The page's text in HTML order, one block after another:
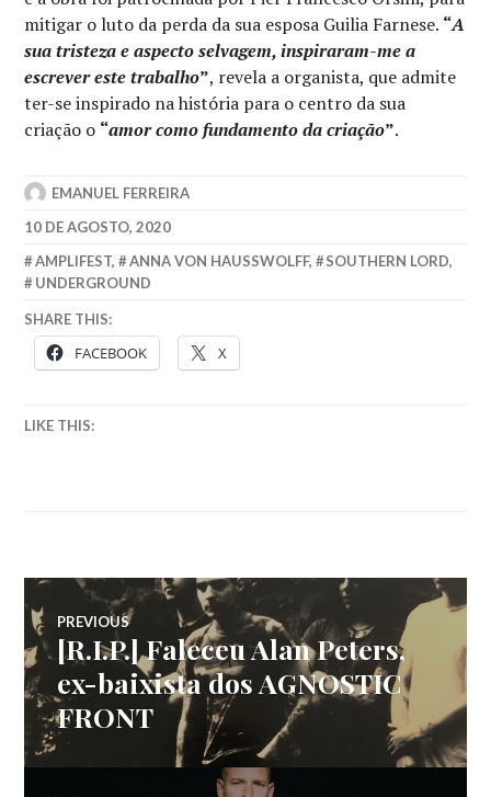
mitigar o luto da perda da sua esposa Guilia Farnese. “A
sua tristeza e aspecto selvagem, inspiraram-me a
escrever este trabalho”, revela a organista, que admite
ter-se inspirado na história para o centro da sua
criação o “amor como fundamento da criação”.
EMANUEL FERREIRA
10 DE AGOSTO, 2020
AMPLIFEST, ANNA VON HAUSSWOLFF, SOUTHERN LORD,
UNDERGROUND
SHARE THIS:
FACEBOOK X
LIKE THIS:
Navegação
de
artigos
PREVIOUS
Previous
post:
[R.I.P.] Faleceu Alan Peters,
ex-baixista dos AGNOSTIC
FRONT